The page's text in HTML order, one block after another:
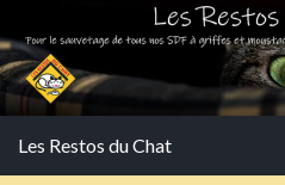
Les Restos du Chat